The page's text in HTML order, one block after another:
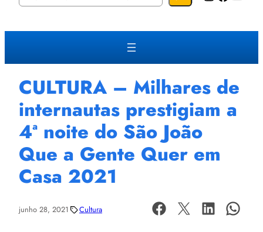
u
a
CULTURA – Milhares de
internautas prestigiam a
4ª noite do São João
Que a Gente Quer em
Casa 2021
junho 28, 2021 Cultura